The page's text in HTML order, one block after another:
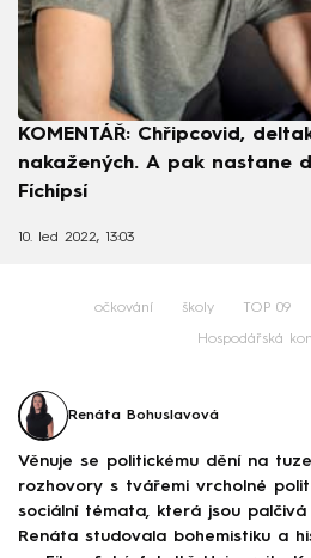
KOMENTÁŘ: Chřipcovid,
nakažených. A pak nastane
Fíchípsí
10. led 2022, 13:03
očkování školy TOP 09
Hospodářská
Renáta Bohuslavová
Věnuje se politickému dění na
rozhovory s tvářemi vrcholné
sociální témata, která jsou
Renáta studovala bohemistiku a